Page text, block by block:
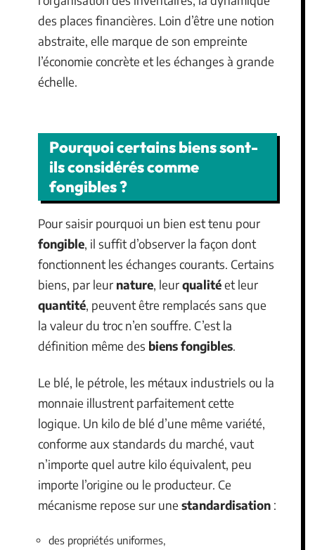
des places financières. Loin d’être une notion
abstraite, elle marque de son empreinte
l’économie concrète et les échanges à grande
échelle.
Pourquoi certains biens sont-
ils considérés comme
fongibles ?
Pour saisir pourquoi un bien est tenu pour
fongible, il suffit d’observer la façon dont
fonctionnent les échanges courants. Certains
biens, par leur nature, leurqualitéet leur
quantité, peuvent être remplacés sans que
la valeur du troc n’en souffre. C’est la
définition même des biens fongibles.
Le blé, le pétrole, les métaux industriels ou la
monnaie illustrent parfaitement cette
logique. Un kilo de blé d’une même variété,
conforme aux standards du marché, vaut
n’importe quel autre kilo équivalent, peu
importe l’origine ou le producteur. Ce
mécanisme repose sur une standardisation :
des propriétés uniformes,